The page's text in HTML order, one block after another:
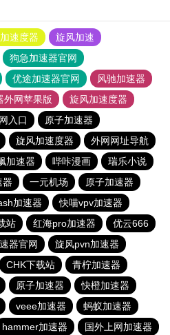
速度器
旋风加速
狗急加速器官网
优途加速器官网
风驰加速器
外网苹果版
旋风加速度器
入口
原子加速器
旋风加速度器
外网网址导航
加速器 哔咔漫画
瑞乐小说
器 一元机场
原子加速器
加速器
快喵vpv加速器
站 红海pro加速器
优云666
器官网
旋风pvn加速器
CHK下载站
青柠加速器
原子加速器
快橙加速器
veee加速器
蚂蚁加速器
hammer加速器 国外上网加速器